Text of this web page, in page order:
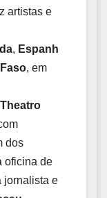
artistas e
, Espanh
, em
Theatro
dos
oficina de
jornalista e